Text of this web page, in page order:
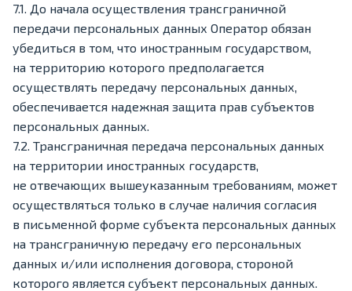
7.1. До начала осуществления трансграничной
передачи персональных данных Оператор обязан
убедиться в том, что иностранным государством,
на территорию которого предполагается
осуществлять передачу персональных данных,
обеспечивается надежная защита прав субъектов
персональных данных.
7.2. Трансграничная передача персональных данных
на территории иностранных государств,
не отвечающих вышеуказанным требованиям, может
осуществляться только в случае наличия согласия
в письменной форме субъекта персональных данных
на трансграничную передачу его персональных
данных и/или исполнения договора, стороной
которого является субъект персональных данных.